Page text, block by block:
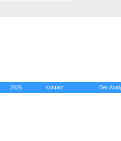
2026 Kontakt Der